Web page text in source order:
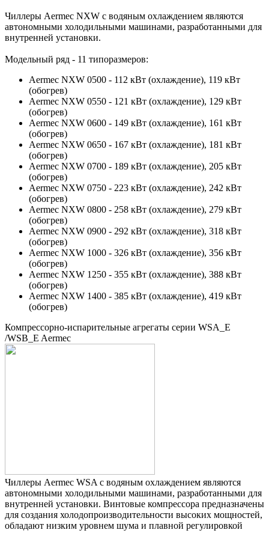
Чиллеры Aermec NXW с водяным охлаждением являются
автономными холодильными машинами, разработанными для
внутренней установки.
Модельный ряд - 11 типоразмеров:
Aermec NXW 0500 - 112 кВт (охлаждение), 119 кВт
(обогрев)
Aermec NXW 0550 - 121 кВт (охлаждение), 129 кВт
(обогрев)
Aermec NXW 0600 - 149 кВт (охлаждение), 161 кВт
(обогрев)
Aermec NXW 0650 - 167 кВт (охлаждение), 181 кВт
(обогрев)
Aermec NXW 0700 - 189 кВт (охлаждение), 205 кВт
(обогрев)
Aermec NXW 0750 - 223 кВт (охлаждение), 242 кВт
(обогрев)
Aermec NXW 0800 - 258 кВт (охлаждение), 279 кВт
(обогрев)
Aermec NXW 0900 - 292 кВт (охлаждение), 318 кВт
(обогрев)
Aermec NXW 1000 - 326 кВт (охлаждение), 356 кВт
(обогрев)
Aermec NXW 1250 - 355 кВт (охлаждение), 388 кВт
(обогрев)
Aermec NXW 1400 - 385 кВт (охлаждение), 419 кВт
(обогрев)
Компрессорно-испарительные агрегаты серии WSA_E
/WSB_E Aermec
Чиллеры Aermec WSA с водяным охлаждением являются
автономными холодильными машинами, разработанными для
внутренней установки. Винтовые компрессора предназначены
для создания холодопроизводительности высоких мощностей,
обладают низким уровнем шума и плавной регулировкой